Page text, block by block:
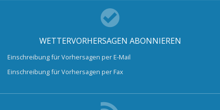
WETTERVORHERSAGEN ABONNIEREN
Einschreibung für Vorhersagen per E-Mail
Einschreibung für Vorhersagen per Fax